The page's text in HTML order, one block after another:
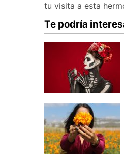
tu visita a esta
Te podría